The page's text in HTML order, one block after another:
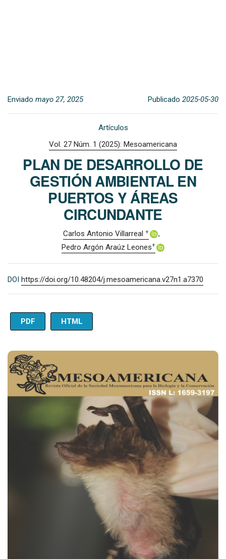
Enviado mayo 27, 2025 Publicado 2025-05-30
Artículos
Vol. 27 Núm. 1 (2025): Mesoamericana
PLAN DE DESARROLLO DE
GESTIÓN AMBIENTAL EN
PUERTOS Y ÁREAS
CIRCUNDANTE
Carlos Antonio Villarreal +
Pedro Argón Araúz Leones+
DOI https://doi.org/10.48204/j.mesoamericana.v27n1.a7370
PDF HTML
Imagen de portada